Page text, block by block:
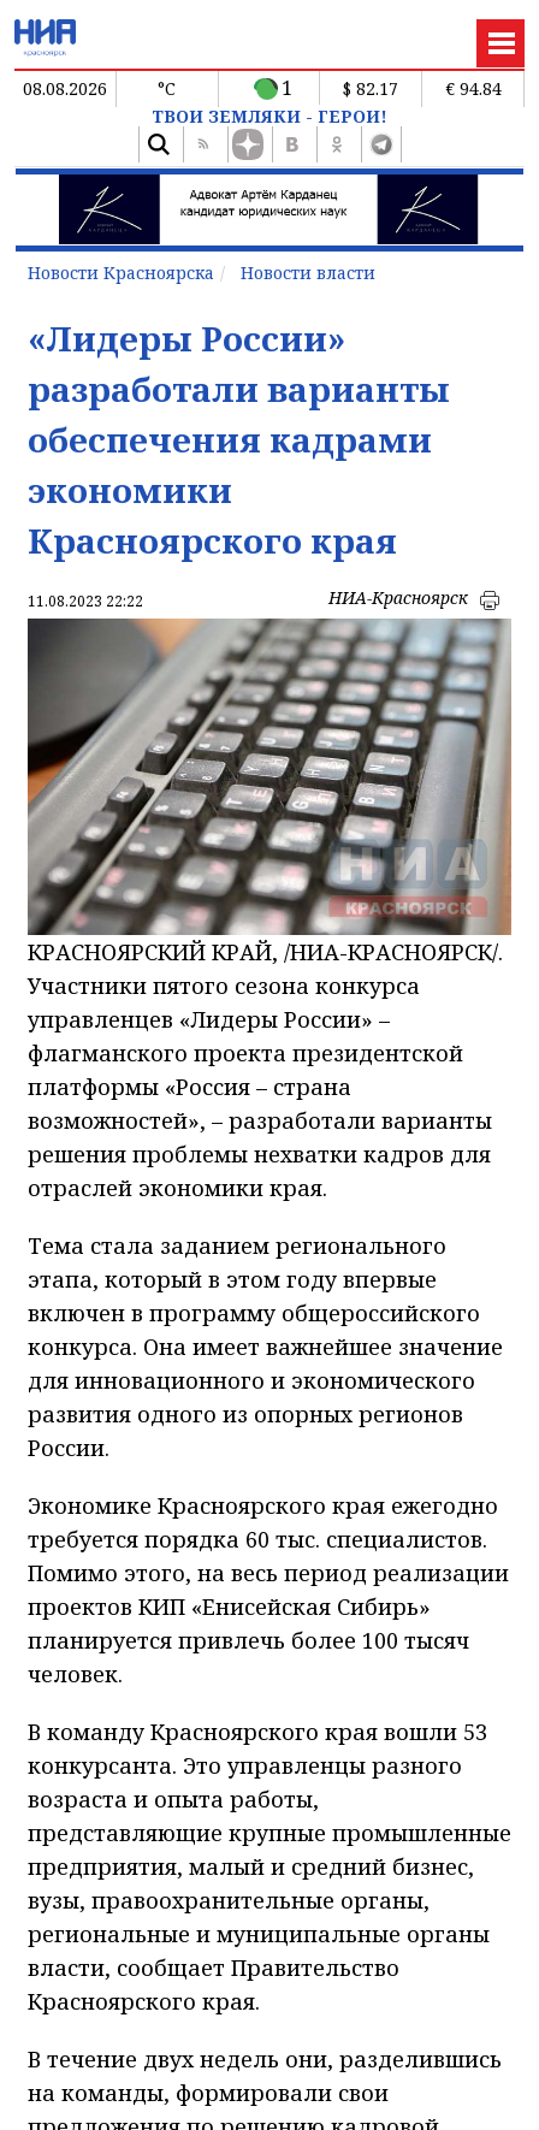
08.08.2026 °C 1 $ 82.17
€ 94.84
ТВОИ ЗЕМЛЯКИ - ГЕРОИ!
Новости Красноярска Новости власти
«Лидеры России»
разработали варианты
обеспечения кадрами
экономики
Красноярского края
11.08.2023 22:22 НИА-Красноярск
КРАСНОЯРСКИЙ КРАЙ, /НИА-КРАСНОЯРСК/.
Участники пятого сезона конкурса
управленцев «Лидеры России» –
флагманского проекта президентской
платформы «Россия – страна
возможностей», – разработали варианты
решения проблемы нехватки кадров для
отраслей экономики края.
Тема стала заданием регионального
этапа, который в этом году впервые
включен в программу общероссийского
конкурса. Она имеет важнейшее значение
для инновационного и экономического
развития одного из опорных регионов
России.
Экономике Красноярского края ежегодно
требуется порядка 60 тыс. специалистов.
Помимо этого, на весь период реализации
проектов КИП «Енисейская Сибирь»
планируется привлечь более 100 тысяч
человек.
В команду Красноярского края вошли 53
конкурсанта. Это управленцы разного
возраста и опыта работы,
представляющие крупные промышленные
предприятия, малый и средний бизнес,
вузы, правоохранительные органы,
региональные и муниципальные органы
власти, сообщает Правительство
Красноярского края.
В течение двух недель они, разделившись
на команды, формировали свои